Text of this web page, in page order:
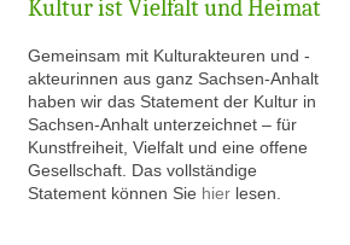
Kultur ist Vielfalt und Heimat
Gemeinsam mit Kulturakteuren und -
akteurinnen aus ganz Sachsen-Anhalt
haben wir das Statement der Kultur in
Sachsen-Anhalt unterzeichnet – für
Kunstfreiheit, Vielfalt und eine offene
Gesellschaft. Das vollständige
Statement können Sie hier lesen.